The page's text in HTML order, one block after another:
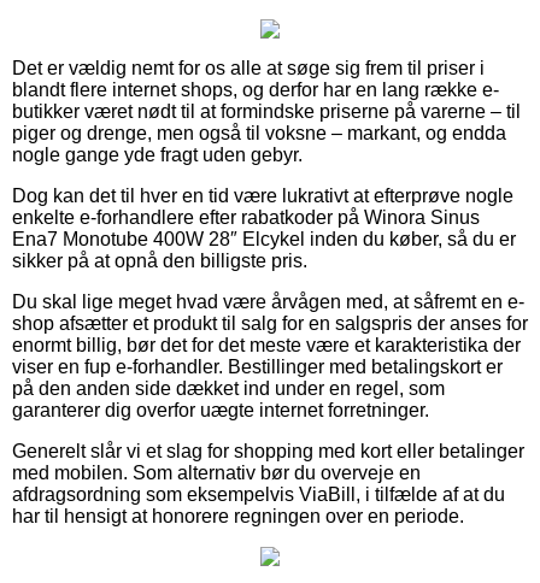
Det er vældig nemt for os alle at søge sig frem til priser i
blandt flere internet shops, og derfor har en lang række e-
butikker været nødt til at formindske priserne på varerne – til
piger og drenge, men også til voksne – markant, og endda
nogle gange yde fragt uden gebyr.
Dog kan det til hver en tid være lukrativt at efterprøve nogle
enkelte e-forhandlere efter rabatkoder på Winora Sinus
Ena7 Monotube 400W 28″ Elcykel inden du køber, så du er
sikker på at opnå den billigste pris.
Du skal lige meget hvad være årvågen med, at såfremt en e-
shop afsætter et produkt til salg for en salgspris der anses for
enormt billig, bør det for det meste være et karakteristika der
viser en fup e-forhandler. Bestillinger med betalingskort er
på den anden side dækket ind under en regel, som
garanterer dig overfor uægte internet forretninger.
Generelt slår vi et slag for shopping med kort eller betalinger
med mobilen. Som alternativ bør du overveje en
afdragsordning som eksempelvis ViaBill, i tilfælde af at du
har til hensigt at honorere regningen over en periode.